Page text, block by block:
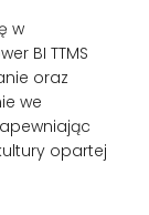
w
BI TTMS
oraz
we
opartej